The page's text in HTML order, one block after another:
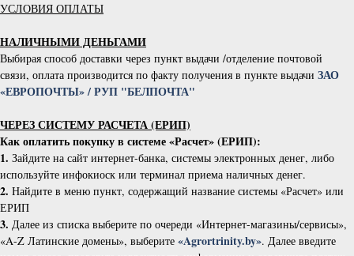
УСЛОВИЯ ОПЛАТЫ
НАЛИЧНЫМИ ДЕНЬГАМИ
Выбирая способ доставки через пункт выдачи /отделение почтовой
связи, оплата производится по факту получения в пункте выдачи ЗАО
«ЕВРОПОЧТЫ» / РУП "БЕЛПОЧТА"
ЧЕРЕЗ СИСТЕМУ РАСЧЕТА (ЕРИП)
Как оплатить покупку в системе «Расчет» (ЕРИП):
1. Зайдите на сайт интернет-банка, системы электронных денег, либо
используйте инфокиоск или терминал приема наличных денег.
2. Найдите в меню пункт, содержащий название системы «Расчет» или
ЕРИП
3. Далее из списка выберите по очереди «Интернет-магазины/сервисы»,
«A-Z Латинские домены», выберите «Agrortrinity.by». Далее введите